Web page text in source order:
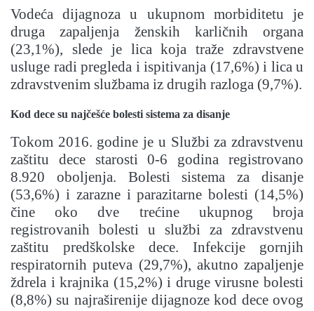
Vodeća dijagnoza u ukupnom morbiditetu je
druga zapaljenja ženskih karličnih organa
(23,1%), slede je lica koja traže zdravstvene
usluge radi pregleda i ispitivanja (17,6%) i lica u
zdravstvenim službama iz drugih razloga (9,7%).
Kod dece su najčešće bolesti sistema za disanje
Tokom 2016. godine je u Službi za zdravstvenu
zaštitu dece starosti 0-6 godina registrovano
8.920 oboljenja. Bolesti sistema za disanje
(53,6%) i zarazne i parazitarne bolesti (14,5%)
čine oko dve trećine ukupnog broja
registrovanih bolesti u službi za zdravstvenu
zaštitu predškolske dece. Infekcije gornjih
respiratornih puteva (29,7%), akutno zapaljenje
ždrela i krajnika (15,2%) i druge virusne bolesti
(8,8%) su najraširenije dijagnoze kod dece ovog